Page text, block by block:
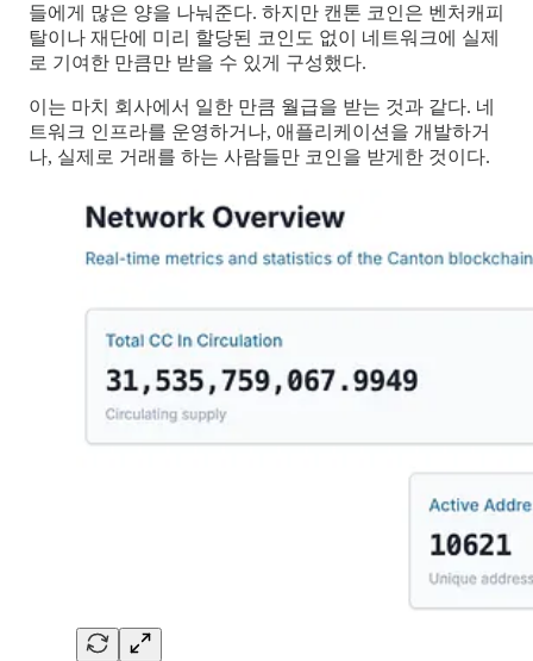
들에게 많은 양을 나눠준다. 하지만 캔톤 코인은 벤처캐피
탈이나 재단에 미리 할당된 코인도 없이 네트워크에 실제
로 기여한 만큼만 받을 수 있게 구성했다.
이는 마치 회사에서 일한 만큼 월급을 받는 것과 같다. 네
트워크 인프라를 운영하거나, 애플리케이션을 개발하거
나, 실제로 거래를 하는 사람들만 코인을 받게한 것이다.